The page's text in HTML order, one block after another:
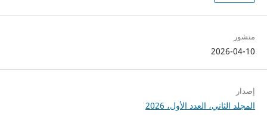
منشور
2026-04-10
إصدار
المجلد الثاني، العدد الأول، 2026